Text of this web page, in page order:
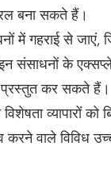
बना सकते हैं।
गहराई से जाएं,
संसाधनों के
प्रस्तुत कर सकते हैं।
व्यापारों
करने वाले विविध